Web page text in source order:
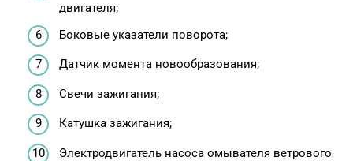
двигателя;
Боковые указатели поворота;
Датчик момента новообразования;
Свечи зажигания;
Катушка зажигания;
Электродвигатель насоса омывателя ветрового